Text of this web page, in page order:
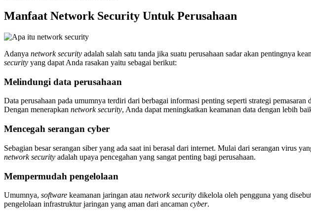
Manfaat Network Security Untuk Perusahaan
Adanya network security adalah salah satu tanda jika suatu perusahaan sadar akan pentingnya
security yang dapat Anda rasakan yaitu sebagai berikut:
Melindungi data perusahaan
Data perusahaan pada umumnya terdiri dari berbagai informasi penting seperti strategi
Dengan menerapkan network security, Anda dapat meningkatkan keamanan data dengan lebih
Mencegah serangan cyber
Sebagian besar serangan siber yang ada saat ini berasal dari internet. Mulai dari serangan virus
network security adalah upaya pencegahan yang sangat penting bagi perusahaan.
Mempermudah pengelolaan
Umumnya, software keamanan jaringan atau network security dikelola oleh pengguna yang
pengelolaan infrastruktur jaringan yang aman dari ancaman cyber.